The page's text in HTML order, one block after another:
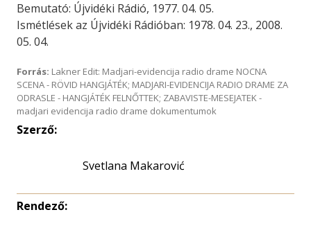
Bemutató: Újvidéki Rádió, 1977. 04. 05.
Ismétlések az Újvidéki Rádióban: 1978. 04. 23., 2008.
05. 04.
Forrás: Lakner Edit: Madjari-evidencija radio drame NOCNA
SCENA - RÖVID HANGJÁTÉK; MADJARI-EVIDENCIJA RADIO DRAME ZA
ODRASLE - HANGJÁTÉK FELNŐTTEK; ZABAVISTE-MESEJATEK -
madjari evidencija radio drame dokumentumok
Szerző:
Svetlana Makarović
Rendező: